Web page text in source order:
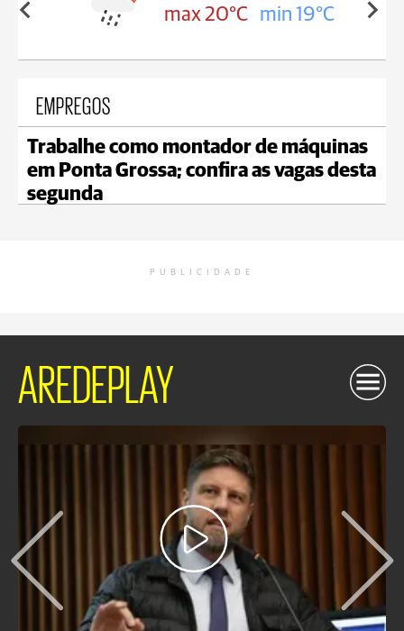
19°C max 18°C min 18°C
EMPREGOS
Trabalhe como montador de máquinas
em Ponta Grossa; confira as vagas desta
segunda
PUBLICIDADE
AREDEPLAY